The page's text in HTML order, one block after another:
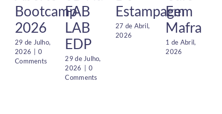
Bootcamp
2026
29 de Julho,
2026
0
Comments
FAB
LAB
EDP
29 de Julho,
2026
0
Comments
Estampagem
27 de Abril,
2026
Em
Mafra
1 de Abril,
2026